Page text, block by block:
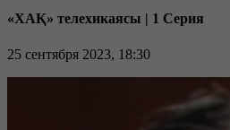
«ХАҚ» телехикаясы | 1 Серия
25 сентября 2023, 18:30